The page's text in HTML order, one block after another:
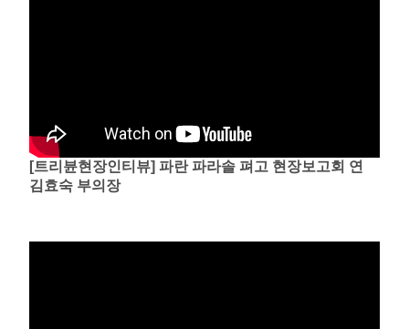
[트리뷴현장인티뷰] 파란 파라솔 펴고 현장보고회 연
김효숙 부의장